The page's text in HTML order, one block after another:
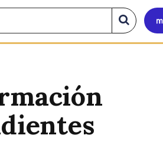
Buscar
en
el